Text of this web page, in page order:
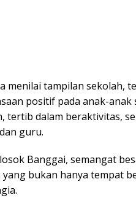
menilai tampilan sekolah,
positif pada anak-anak
tertib dalam beraktivitas,
guru.
Banggai, semangat
bukan hanya tempat